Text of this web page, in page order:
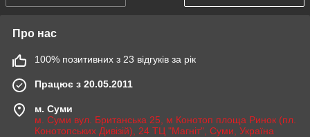
Про нас
100% позитивних з 23 відгуків за рік
Працює з 20.05.2011
м. Суми
м. Суми вул. Британська 25, м Конотоп площа Ринок (пл.
Конотопських Дивізій), 24 ТЦ "Магніт", Суми, Україна